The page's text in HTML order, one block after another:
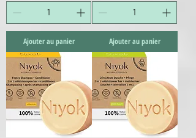
Ajouter au panier Ajouter au panier